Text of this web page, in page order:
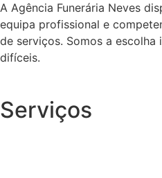
A Agência Funerária Neves
equipa profissional e
de serviços. Somos a escolha
difíceis.
Serviços